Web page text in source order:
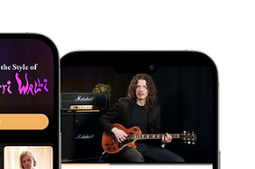
Ilmaiseksi